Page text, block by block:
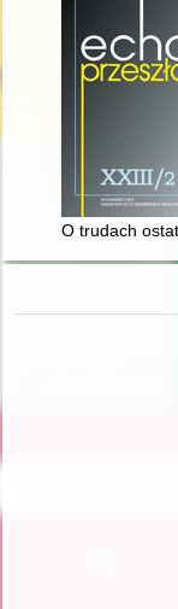
O trudach